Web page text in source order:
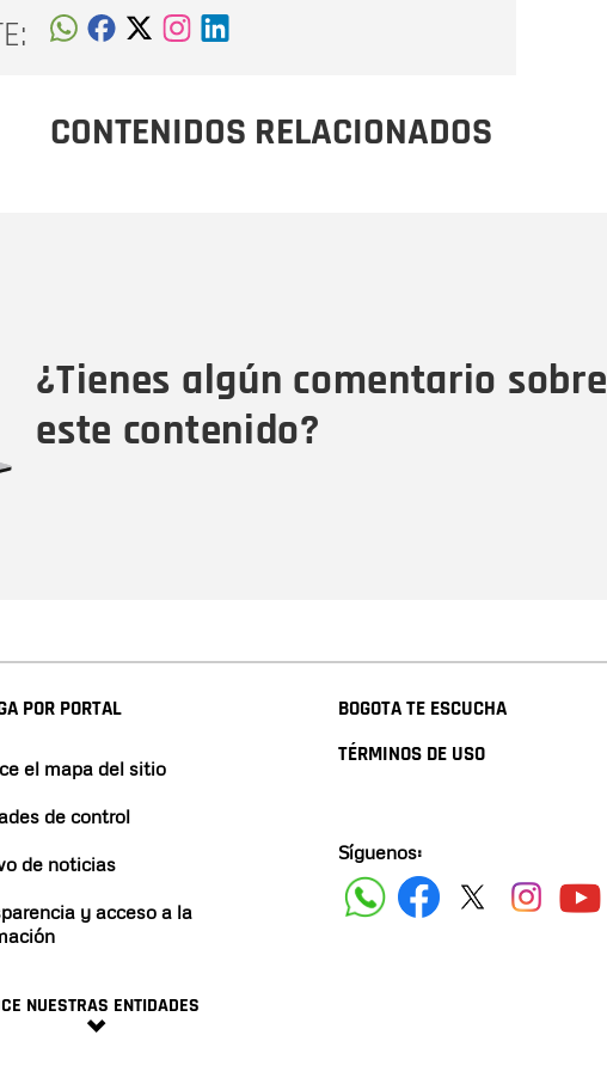
CONTENIDOS RELACIONADOS
¿Tienes algún comentario sobre
este contenido?
POR PORTAL
el mapa del sitio
de control
de noticias
y acceso a la
NUESTRAS ENTIDADES
BOGOTA TE ESCUCHA
TÉRMINOS DE USO
Síguenos: